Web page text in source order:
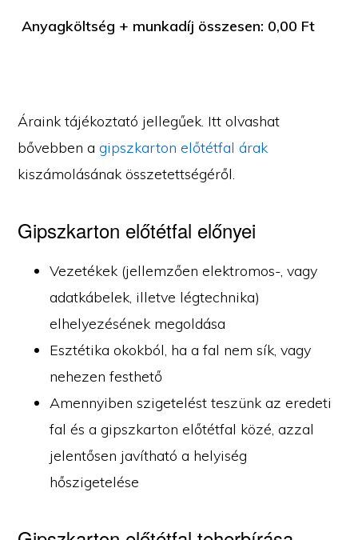
Anyagköltség + munkadíj összesen: 0,00 Ft
Áraink tájékoztató jellegűek. Itt olvashat
bővebben agipszkarton előtétfal árak
kiszámolásának összetettségéről.
Gipszkarton előtétfal előnyei
Vezetékek (jellemzően elektromos-, vagy
adatkábelek, illetve légtechnika)
elhelyezésének megoldása
Esztétika okokból, ha a fal nem sík, vagy
nehezen festhető
Amennyiben szigetelést teszünk az eredeti
fal és a gipszkarton előtétfal közé, azzal
jelentősen javítható a helyiség
hőszigetelése